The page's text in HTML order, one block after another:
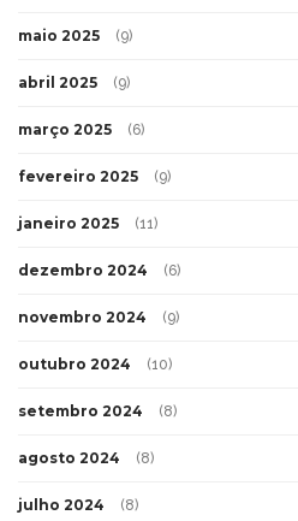
maio 2025 (9)
abril 2025 (9)
março 2025 (6)
fevereiro 2025 (9)
janeiro 2025 (11)
dezembro 2024 (6)
novembro 2024 (9)
outubro 2024 (10)
setembro 2024 (8)
agosto 2024 (8)
julho 2024 (8)